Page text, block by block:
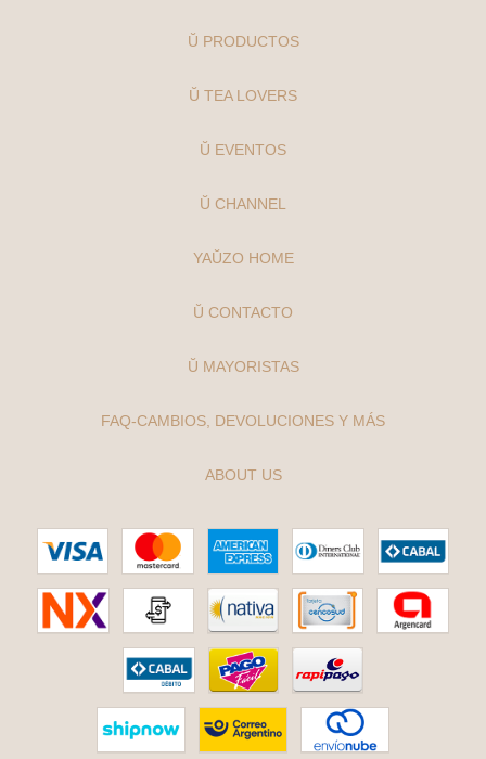
Ŭ PRODUCTOS
Ŭ TEA LOVERS
Ŭ EVENTOS
Ŭ CHANNEL
YAŬZO HOME
Ŭ CONTACTO
Ŭ MAYORISTAS
FAQ-CAMBIOS, DEVOLUCIONES Y MÁS
ABOUT US